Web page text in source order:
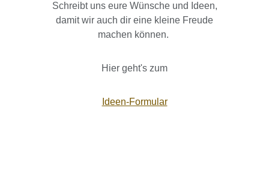
Schreibt uns eure Wünsche und Ideen,
damit wir auch dir eine kleine Freude
machen können.
Hier geht's zum
Ideen-Formular